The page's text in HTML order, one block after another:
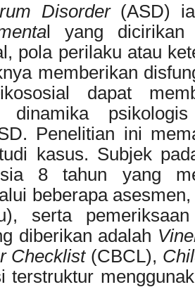
Disorder(ASD)
l yang dicirikan
pola perilaku atau
memberikan
dapat
dinamika
Penelitian ini
kasus. Subjek
8 tahun yang
beberapa
serta
diberikan adalah
Checklist(CBCL),
terstruktur